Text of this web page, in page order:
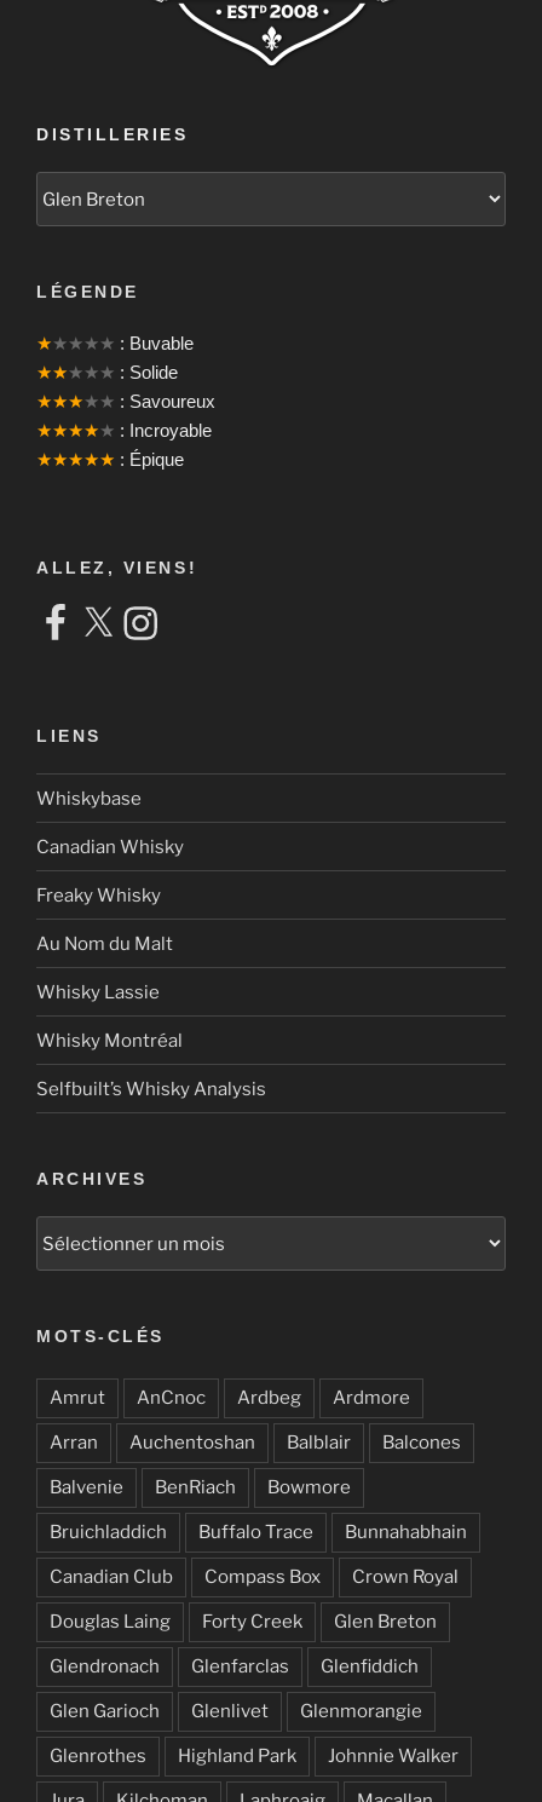
DISTILLERIES
LÉGENDE
★★★★★ : Buvable
★★★★★ : Solide
★★★★★ : Savoureux
★★★★★ : Incroyable
★★★★★ : Épique
ALLEZ, VIENS!
Facebook
X Instagram
LIENS
Whiskybase
Canadian Whisky
Freaky Whisky
Au Nom du Malt
Whisky Lassie
Whisky Montréal
Selfbuilt’s Whisky Analysis
ARCHIVES
MOTS-CLÉS
Amrut AnCnoc Ardbeg Ardmore
Arran Auchentoshan Balblair Balcones
Balvenie BenRiach Bowmore
Bruichladdich Buffalo Trace Bunnahabhain
Canadian Club Compass Box Crown Royal
Douglas Laing Forty Creek Glen Breton
Glendronach Glenfarclas Glenfiddich
Glen Garioch Glenlivet Glenmorangie
Glenrothes Highland Park Johnnie Walker